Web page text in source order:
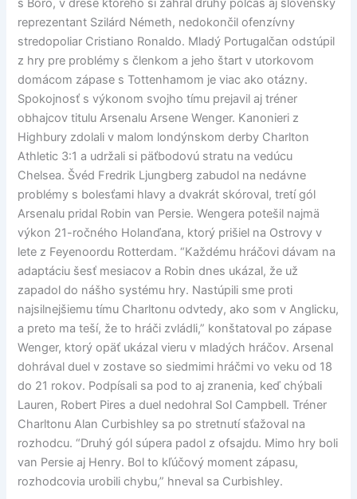
s Boro, v drese ktorého si zahral druhý polčas aj slovenský
reprezentant Szilárd Németh, nedokončil ofenzívny
stredopoliar Cristiano Ronaldo. Mladý Portugalčan odstúpil
z hry pre problémy s členkom a jeho štart v utorkovom
domácom zápase s Tottenhamom je viac ako otázny.
Spokojnosť s výkonom svojho tímu prejavil aj tréner
obhajcov titulu Arsenalu Arsene Wenger. Kanonieri z
Highbury zdolali v malom londýnskom derby Charlton
Athletic 3:1 a udržali si päťbodovú stratu na vedúcu
Chelsea. Švéd Fredrik Ljungberg zabudol na nedávne
problémy s bolesťami hlavy a dvakrát skóroval, tretí gól
Arsenalu pridal Robin van Persie. Wengera potešil najmä
výkon 21-ročného Holanďana, ktorý prišiel na Ostrovy v
lete z Feyenoordu Rotterdam. “Každému hráčovi dávam na
adaptáciu šesť mesiacov a Robin dnes ukázal, že už
zapadol do nášho systému hry. Nastúpili sme proti
najsilnejšiemu tímu Charltonu odvtedy, ako som v Anglicku,
a preto ma teší, že to hráči zvládli,” konštatoval po zápase
Wenger, ktorý opäť ukázal vieru v mladých hráčov. Arsenal
dohrával duel v zostave so siedmimi hráčmi vo veku od 18
do 21 rokov. Podpísali sa pod to aj zranenia, keď chýbali
Lauren, Robert Pires a duel nedohral Sol Campbell. Tréner
Charltonu Alan Curbishley sa po stretnutí sťažoval na
rozhodcu. “Druhý gól súpera padol z ofsajdu. Mimo hry boli
van Persie aj Henry. Bol to kľúčový moment zápasu,
rozhodcovia urobili chybu,” hneval sa Curbishley.